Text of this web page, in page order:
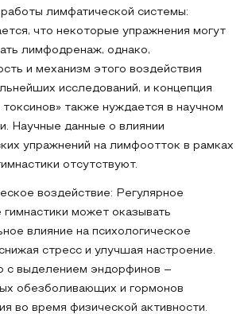
лимфатической системы:
что некоторые упражнения могут
лимфодренаж, однако,
и механизм этого воздействия
исследований, и концепция
токсинов» также нуждается в научном
Научные данные о влиянии
упражнений на лимфоотток в рамках
отсутствуют.
воздействие: Регулярное
гимнастики может оказывать
влияние на психологическое
стресс и улучшая настроение.
с выделением эндорфинов –
обезболивающих и гормонов
во время физической активности.